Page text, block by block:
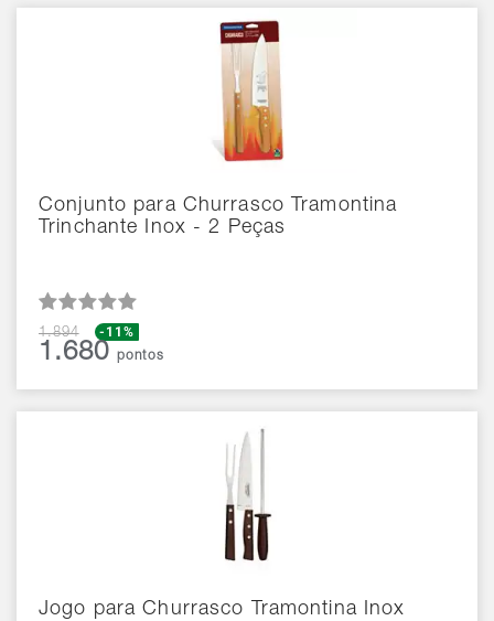
Conjunto para Churrasco Tramontina
Trinchante Inox - 2 Peças
1.894 -11%
1.680pontos
Jogo para Churrasco Tramontina Inox